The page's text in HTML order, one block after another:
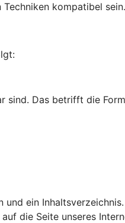
kompatibel sein.
Das betrifft die
ein
die Seite unseres